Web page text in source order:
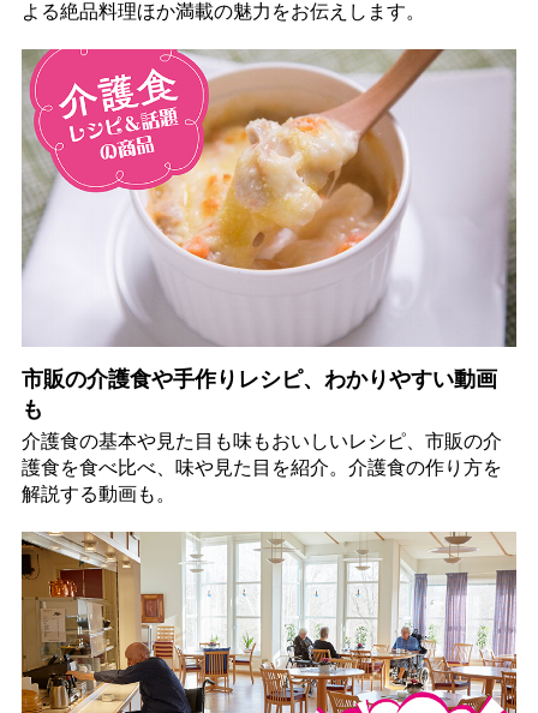
よる絶品料理ほか満載の魅力をお伝えします。
市販の介護食や手作りレシピ、わかりやすい動画
も
介護食の基本や見た目も味もおいしいレシピ、市販の介
護食を食べ比べ、味や見た目を紹介。介護食の作り方を
解説する動画も。